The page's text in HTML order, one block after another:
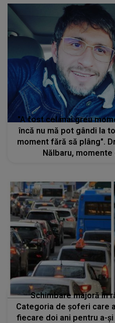
"A fost cel mai greu
încă nu mă pot gândi la
moment fără să plâng".
Nălbaru,
Schimbare majoră în
Categoria de șoferi care
fiecare doi ani pentru a-